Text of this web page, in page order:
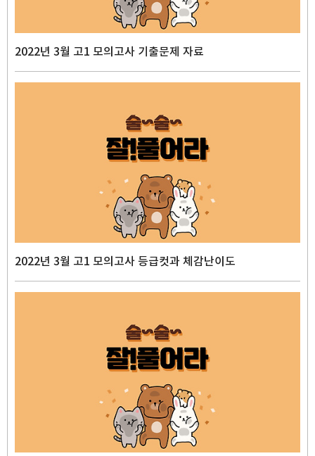
2022년 3월 고1 모의고사 기출문제 자료
2022년 3월 고1 모의고사 등급컷과 체감난이도